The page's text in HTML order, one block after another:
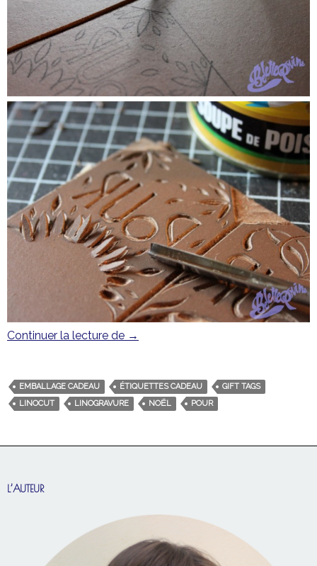
Continuer la lecture de C’est pour qui? (à lire jusqu’au bout!)
→
EMBALLAGE CADEAU ÉTIQUETTES CADEAU
GIFT TAGS
LINOCUT
LINOGRAVURE NOËL POUR
L’AUTEUR